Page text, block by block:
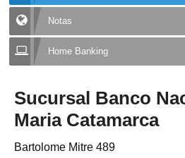
Notas
Home Banking
Sucursal Banco
Maria Catamarca
Bartolome Mitre 489